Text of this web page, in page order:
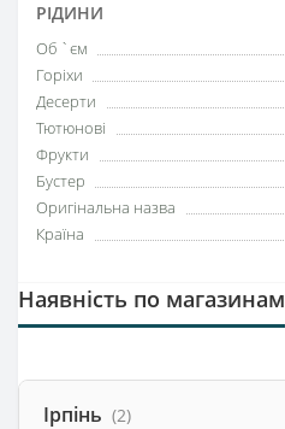
РІДИНИ
Об `єм
Горіхи
Десерти
Тютюнові
Фрукти
Бустер
Оригінальна назва
Країна
Наявність по магазинам
Ірпінь (2)